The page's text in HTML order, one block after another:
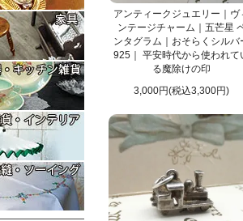
アンティークジュエリー｜ヴ
ンテージチャーム｜五芒星
ンタグラム｜おそらくシルバ
925｜ 平安時代から使われて
る魔除けの印
3,000円(税込3,300円)
コレクタブル・メモリアルアクセサ
もっと詳細なカテゴリはココ！
テーブル・ボックス
イス・チェア・スツール・花台
もっと詳細なカテゴリはココ！
トリオ・ティーカップ・コーヒーカ
プレート・皿など カトラリー
シェリーグラス・ワイングラス
置物・小物入れ 文具・ステーシ
バスケット
フォトフレーム ぬいぐるみ
もっと詳細なカテゴリはココ！
シンブル・指ぬき ピンクッション
生地（レース・クロスなど）